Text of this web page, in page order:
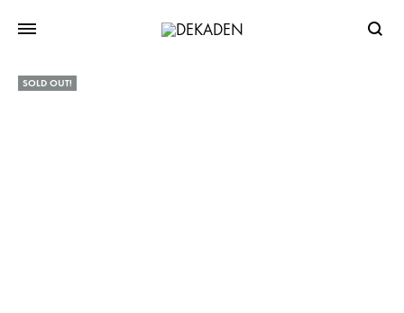
SOLD OUT!